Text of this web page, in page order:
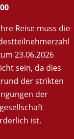
Reise muss die
23.06.2026
sein, da dies
der strikten
der
ist.